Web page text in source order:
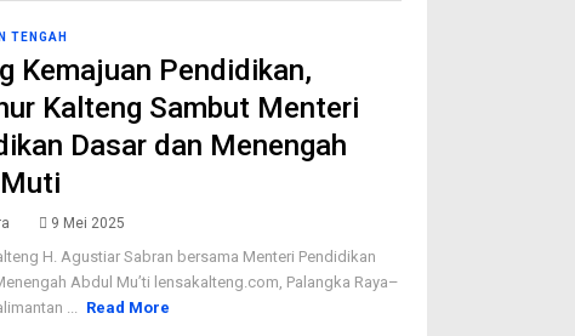
TENGAH
Kemajuan Pendidikan,
Kalteng Sambut Menteri
Dasar dan Menengah
9 Mei 2025
H. Agustiar Sabran bersama Menteri Pendidikan
Abdul Mu’ti lensakalteng.com, Palangka Raya–
... Read More